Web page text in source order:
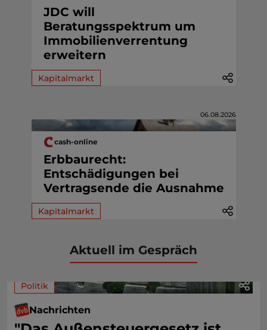
JDC will
Beratungsspektrum um
Immobilienverrentung
erweitern
Kapitalmarkt
06.08.2026
cash-online
Erbbaurecht:
Entschädigungen bei
Vertragsende die Ausnahme
Kapitalmarkt
Aktuell im Gespräch
Politik
Nachrichten